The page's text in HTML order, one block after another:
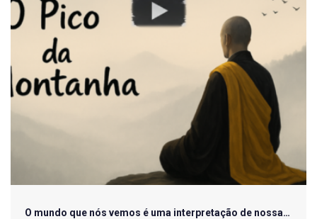
O mundo que nós vemos é uma interpretação de nossa…